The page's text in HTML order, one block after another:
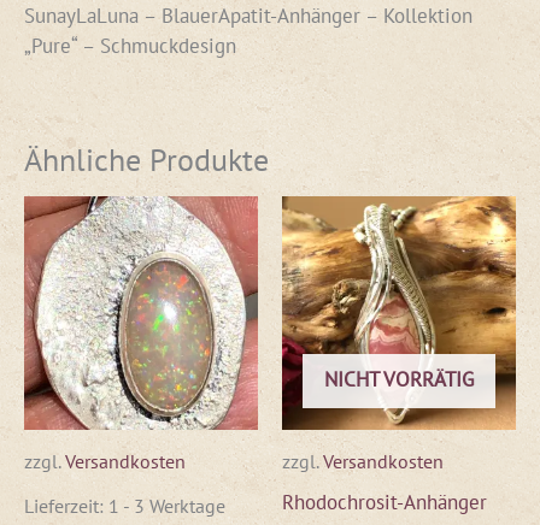
SunayLaLuna – BlauerApatit-Anhänger – Kollektion
„Pure“ – Schmuckdesign
Ähnliche Produkte
zzgl.Versandkosten
Lieferzeit: 1 - 3 Werktage
NICHT VORRÄTIG
zzgl.Versandkosten
Rhodochrosit-Anhänger